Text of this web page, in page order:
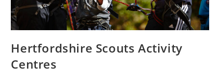
Hertfordshire Scouts Activity
Centres